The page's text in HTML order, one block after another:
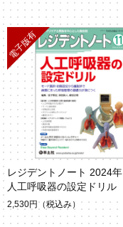
レジデントノート 2024年
人工呼吸器の設定ドリル
No.12）
2,530円 （税込み）